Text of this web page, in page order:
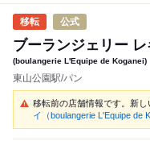
公式
ブーランジェリー
(boulangerie L'Equipe de Koganei)
東山公園駅/パン
移転前の店舗情報です。新し
イ（boulangerie L'Equipe de